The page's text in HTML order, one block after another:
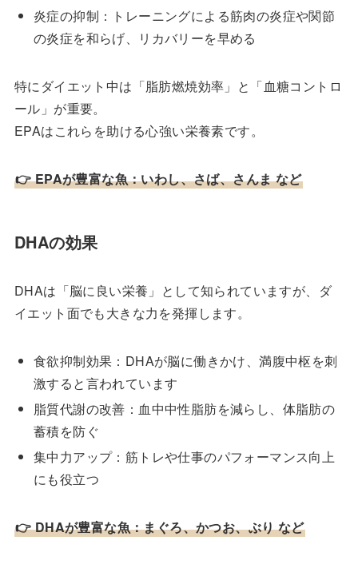
炎症の抑制：トレーニングによる筋肉の炎症や関節
の炎症を和らげ、リカバリーを早める
特にダイエット中は「脂肪燃焼効率」と「血糖コントロ
ール」が重要。
EPAはこれらを助ける心強い栄養素です。
👉 EPAが豊富な魚：いわし、さば、さんま など
DHAの効果
DHAは「脳に良い栄養」として知られていますが、ダ
イエット面でも大きな力を発揮します。
食欲抑制効果：DHAが脳に働きかけ、満腹中枢を刺
激すると言われています
脂質代謝の改善：血中中性脂肪を減らし、体脂肪の
蓄積を防ぐ
集中力アップ：筋トレや仕事のパフォーマンス向上
にも役立つ
👉 DHAが豊富な魚：まぐろ、かつお、ぶり など